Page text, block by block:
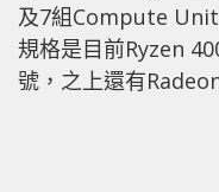
及7組Compute Unit
規格是目前Ryzen
號，之上還有